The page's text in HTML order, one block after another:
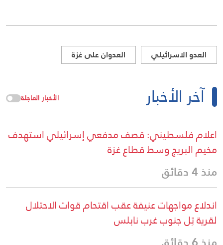
العدو الاسرائيلي العدوان على غزة
آخر الأخبار الأخبار العاجلة
اعلام فلسطيني: قصف مدفعي إسرائيلي استهدف
مخيم البريج وسط قطاع غزة
منذ 4 دقائق
اندلاع مواجهات عنيفة عقب اقتحام قوات الاحتلال
لقرية تِل جنوب غرب نابلس